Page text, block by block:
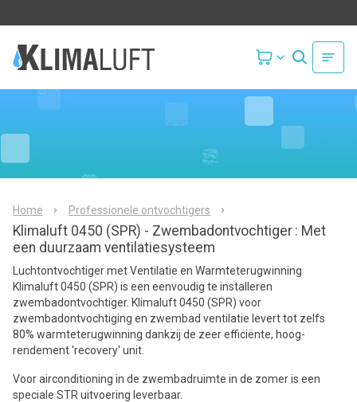
Home Professionele ontvochtigers
Klimaluft 0450 (SPR) - Zwembadontvochtiger : Met
een duurzaam ventilatiesysteem
Luchtontvochtiger met Ventilatie en Warmteterugwinning
Klimaluft 0450 (SPR) is een eenvoudig te installeren
zwembadontvochtiger. Klimaluft 0450 (SPR) voor
zwembadontvochtiging en zwembad ventilatie levert tot zelfs
80% warmteterugwinning dankzij de zeer efficiënte, hoog-
rendement 'recovery' unit.
Voor airconditioning in de zwembadruimte in de zomer is een
speciale STR uitvoering leverbaar.